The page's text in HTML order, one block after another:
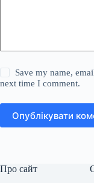
Save my name,
next time I comment.
Опублікувати
Про сайт